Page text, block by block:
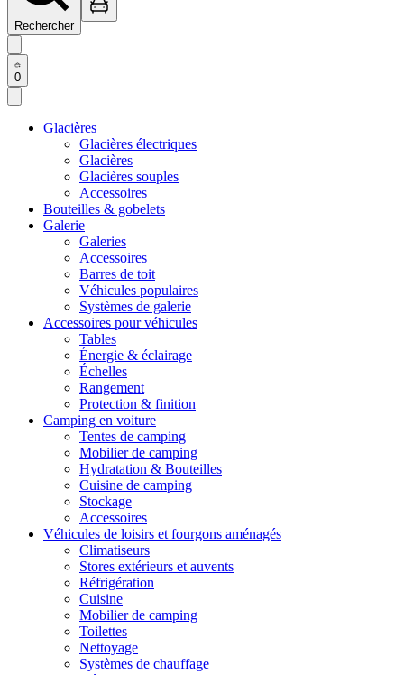
Rechercher
0
Glacières
Glacières électriques
Glacières
Glacières souples
Accessoires
Bouteilles & gobelets
Galerie
Galeries
Accessoires
Barres de toit
Véhicules populaires
Systèmes de galerie
Accessoires pour véhicules
Tables
Énergie & éclairage
Échelles
Rangement
Protection & finition
Camping en voiture
Tentes de camping
Mobilier de camping
Hydratation & Bouteilles
Cuisine de camping
Stockage
Accessoires
Véhicules de loisirs et fourgons aménagés
Climatiseurs
Stores extérieurs et auvents
Réfrigération
Cuisine
Mobilier de camping
Toilettes
Nettoyage
Systèmes de chauffage